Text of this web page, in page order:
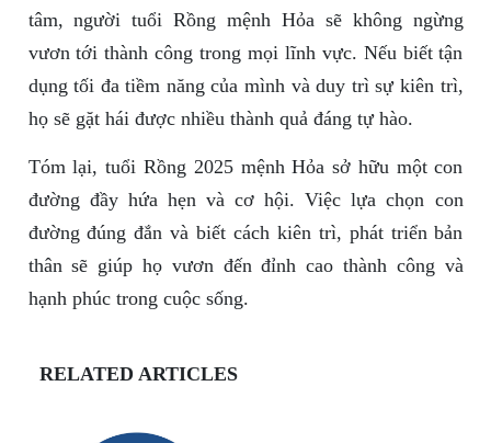
tâm, người tuổi Rồng mệnh Hỏa sẽ không ngừng
vươn tới thành công trong mọi lĩnh vực. Nếu biết tận
dụng tối đa tiềm năng của mình và duy trì sự kiên trì,
họ sẽ gặt hái được nhiều thành quả đáng tự hào.
Tóm lại, tuổi Rồng 2025 mệnh Hỏa sở hữu một con
đường đầy hứa hẹn và cơ hội. Việc lựa chọn con
đường đúng đắn và biết cách kiên trì, phát triển bản
thân sẽ giúp họ vươn đến đỉnh cao thành công và
hạnh phúc trong cuộc sống.
RELATED ARTICLES